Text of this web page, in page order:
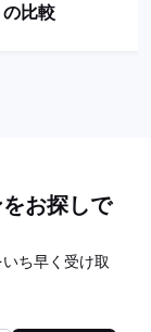
の比較
お探しで
ち早く受け取